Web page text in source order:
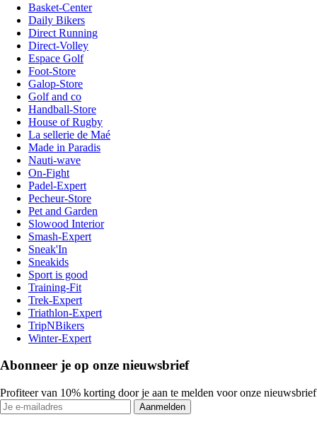
Basket-Center
Daily Bikers
Direct Running
Direct-Volley
Espace Golf
Foot-Store
Galop-Store
Golf and co
Handball-Store
House of Rugby
La sellerie de Maé
Made in Paradis
Nauti-wave
On-Fight
Padel-Expert
Pecheur-Store
Pet and Garden
Slowood Interior
Smash-Expert
Sneak'In
Sneakids
Sport is good
Training-Fit
Trek-Expert
Triathlon-Expert
TripNBikers
Winter-Expert
Abonneer je op onze nieuwsbrief
Profiteer van 10% korting door je aan te melden voor onze nieuwsbrief
Aanmelden